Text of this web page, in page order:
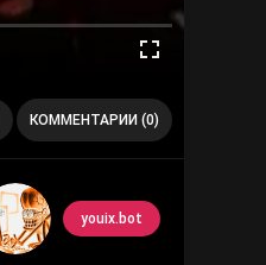
КОММЕНТАРИИ (0)
youix.bot